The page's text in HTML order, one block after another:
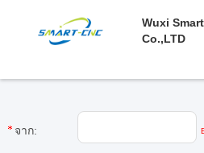
Wuxi
Co.,LTD
จาก: